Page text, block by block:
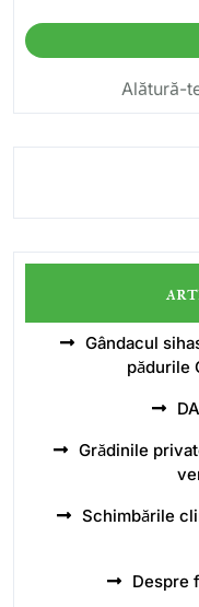
Alătură-
Gândacul
pădurile
Grădinile
Schimbările
Despre